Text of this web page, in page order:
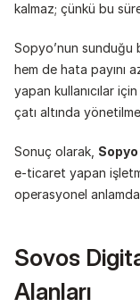
kalmaz; çünkü bu
Sopyo’nun
hem de hata payını
yapan kullanıcılar
çatı altında
Sonuç olarak,
e-ticaret yapan
operasyonel
Sovos
Alanları